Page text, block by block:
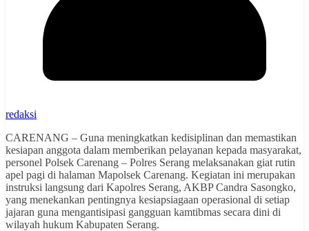
redaksi
CARENANG – Guna meningkatkan kedisiplinan dan memastikan
kesiapan anggota dalam memberikan pelayanan kepada masyarakat,
personel Polsek Carenang – Polres Serang melaksanakan giat rutin
apel pagi di halaman Mapolsek Carenang. Kegiatan ini merupakan
instruksi langsung dari Kapolres Serang, AKBP Candra Sasongko,
yang menekankan pentingnya kesiapsiagaan operasional di setiap
jajaran guna mengantisipasi gangguan kamtibmas secara dini di
wilayah hukum Kabupaten Serang.